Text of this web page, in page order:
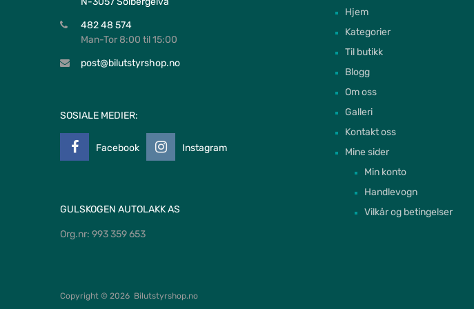
482 48 574
Man-Tor 8:00 til 15:00
post@bilutstyrshop.no
SOSIALE MEDIER:
Facebook Instagram
GULSKOGEN AUTOLAKK AS
Org.nr: 993 359 653
Hjem
Kategorier
Til butikk
Blogg
Om oss
Galleri
Kontakt oss
Mine sider
Min konto
Handlevogn
Vilkår og betingelser
Copyright © 2026 Bilutstyrshop.no